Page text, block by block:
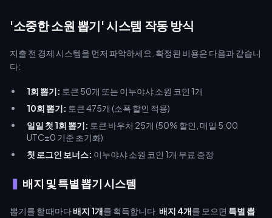
'소중한 소원 뽑기' 시스템 작동 방식
지출 전 경제 시스템을 먼저 파악하세요. 확정된 비용은 다음과 같습니
다:
1회 뽑기: 토큰 50개 또는 이누야샤 소원 코인 1개
10회 뽑기: 토큰 475개 (소폭 할인 적용)
일일 첫 1회 뽑기: 토큰 바우처 25개 (50% 할인, 매일 5:00
UTC±0 기준 초기화)
첫 로그인 보너스: 이누야샤 소원 코인 1개 무료 증정
배지 및 특별 뽑기 시스템
뽑기를 할 때마다배지 1개를 획득합니다. 배지 4개를 모으면 특별 뽑